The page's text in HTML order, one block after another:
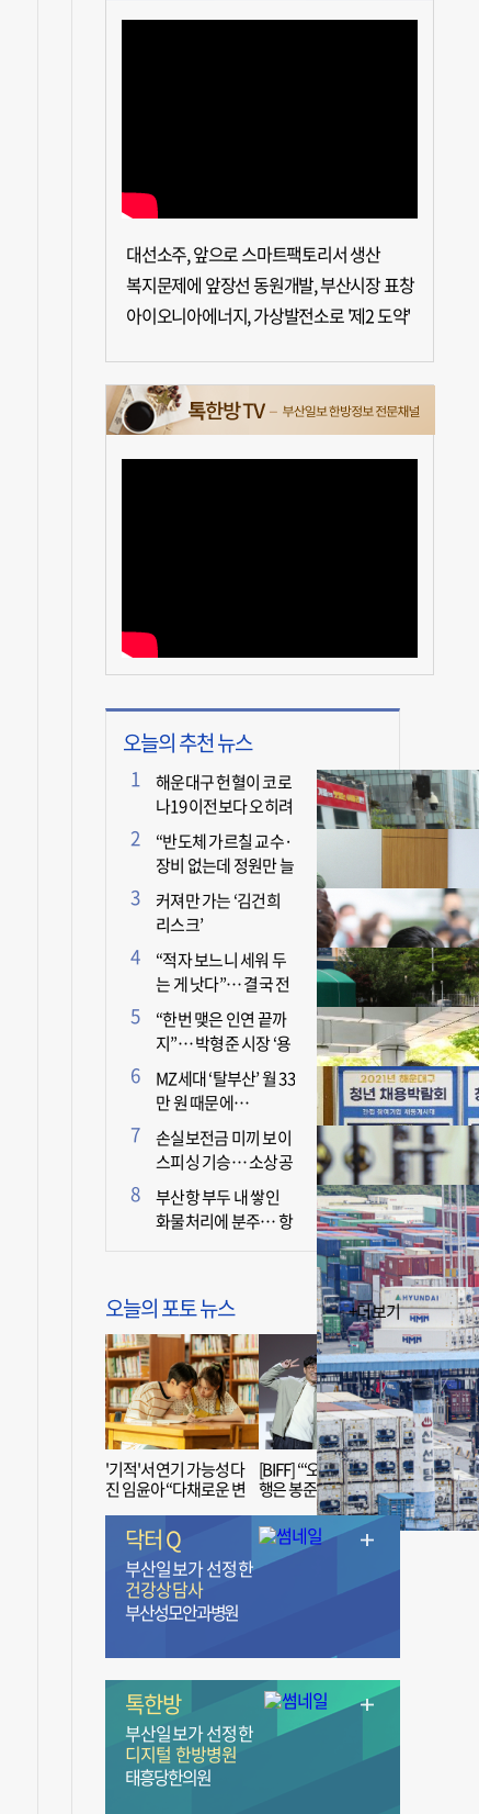
대선소주, 앞으로 스마트팩토리서 생산
복지문제에 앞장선 동원개발, 부산시장 표창
아이오니아에너지, 가상발전소로 '제2 도약'
오늘의 추천 뉴스
해운대구 헌혈이 코로
나19 이전보다 오히려
더 늘어난 이유는?
“반도체 가르칠 교수·
장비 없는데 정원만 늘
리면 뭐 하나”
커져만 가는 ‘김건희
리스크’
“적자 보느니 세워 두
는 게 낫다”… 결국 전
면 휴업 선언한 택시회
사
“한번 맺은 인연 끝까
지”… 박형준 시장 ‘용
인술’ 주목
MZ세대 ‘탈부산’ 월 33
만 원 때문에…
손실보전금 미끼 보이
스피싱 기승… 소상공
인 두 번 운다
부산항 부두 내 쌓인
화물처리에 분주… 항
오늘의 포토 뉴스 +더보기
'기적'서 연기 가능성 다
진 임윤아 “다채로운 변
[BIFF] “‘오징어 게임’ 흥
행은 봉준호 감독 ‘1인
치 장벽’ 무너진 순간”
닥터 Q
부산일보가 선정한
건강상담사
부산성모안과병원
톡한방
부산일보가 선정한
디지털 한방병원
태흥당한의원